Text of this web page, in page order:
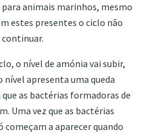
animais marinhos, mesmo
estes presentes o ciclo não
continuar.
o nível de amónia vai subir,
nível apresenta uma queda
as bactérias formadoras de
Uma vez que as bactérias
a aparecer quando